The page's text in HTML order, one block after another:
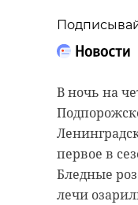
В ночь на
первое в
Бледные
лечи